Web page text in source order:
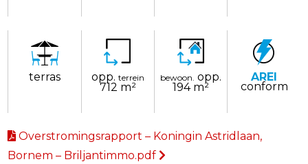
terras opp. terrein
712 m²
bewoon. opp.
194 m²
AREI
conform
Overstromingsrapport – Koningin Astridlaan,
Bornem – Briljantimmo.pdf